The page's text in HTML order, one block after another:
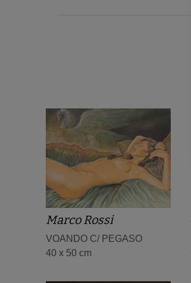
Marco Rossi
VOANDO C/ PEGASO
40 x 50 cm